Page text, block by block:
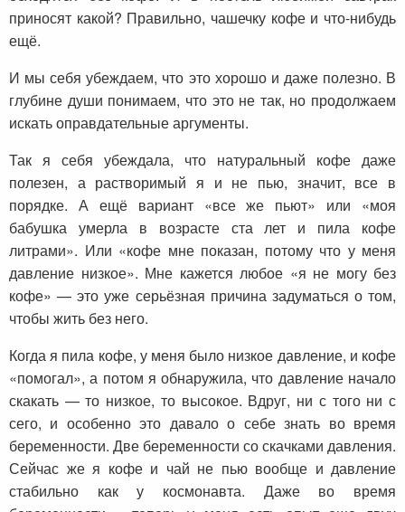
приносят какой? Правильно, чашечку кофе и что-нибудь
ещё.
И мы себя убеждаем, что это хорошо и даже полезно. В
глубине души понимаем, что это не так, но продолжаем
искать оправдательные аргументы.
Так я себя убеждала, что натуральный кофе даже
полезен, а растворимый я и не пью, значит, все в
порядке. А ещё вариант «все же пьют» или «моя
бабушка умерла в возрасте ста лет и пила кофе
литрами». Или «кофе мне показан, потому что у меня
давление низкое». Мне кажется любое «я не могу без
кофе» — это уже серьёзная причина задуматься о том,
чтобы жить без него.
Когда я пила кофе, у меня было низкое давление, и кофе
«помогал», а потом я обнаружила, что давление начало
скакать — то низкое, то высокое. Вдруг, ни с того ни с
сего, и особенно это давало о себе знать во время
беременности. Две беременности со скачками давления.
Сейчас же я кофе и чай не пью вообще и давление
стабильно как у космонавта. Даже во время